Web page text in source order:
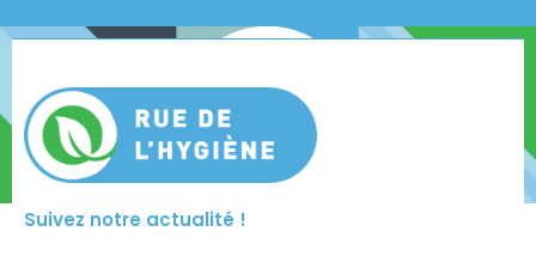
Suivez notre actualité !